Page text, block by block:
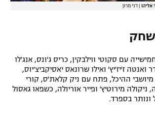
אליהו דני מרון
עם סקוטי ווילבקין, כריס ג'ונס, אנג'לו
ואנטה ז'יז'יץ' ואילו שרונאס יאסיקביצ'יוס,
ההיכל, פתח עם ניק קלאת'ס, קורי
ניקולה מירוטיץ' ופייר אוריולה, כשפאו גאסול
ונותר בספרד.